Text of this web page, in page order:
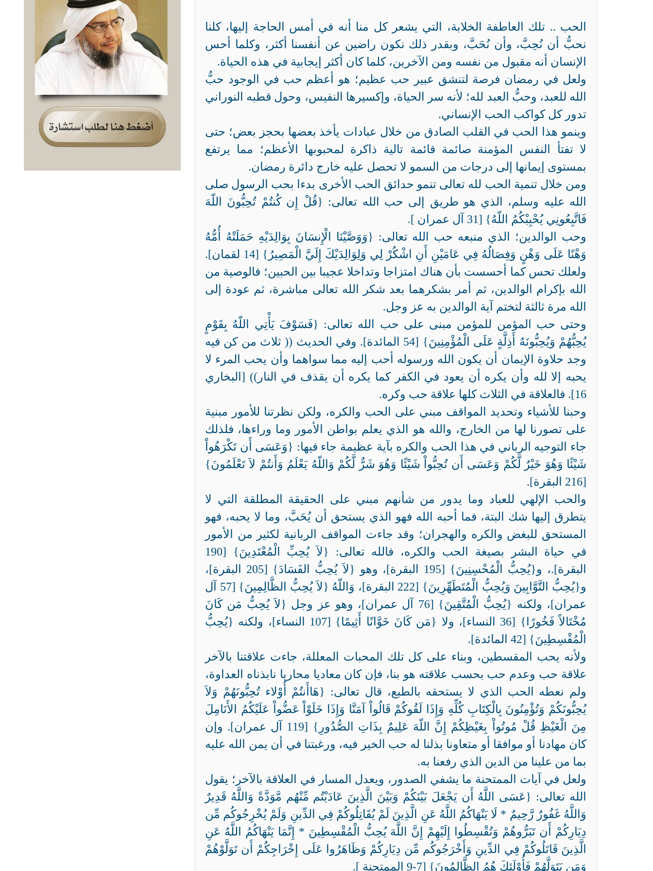
الحب .. تلك العاطفة الخلابة، التي يشعر كل منا أنه في أمس الحاجة إليها، كلنا
نحبُّ أن نُحِبَّ، وأن نُحَبَّ، وبقدر ذلك نكون راضين عن أنفسنا أكثر، وكلما أحس
الإنسان أنه مقبول من نفسه ومن الآخرين، كلما كان أكثر إيجابية في هذه الحياة.
ولعل في رمضان فرصة لتنشق عبير حب عظيم؛ هو أعظم حب في الوجود حبُّ
الله للعبد، وحبُّ العبد لله؛ لأنه سر الحياة، وإكسيرها النفيس، وحول قطبه النوراني
تدور كل كواكب الحب الإنساني.
وينمو هذا الحب في القلب الصادق من خلال عبادات يأخذ بعضها بحجز بعض؛ حتى
لا تفتأ النفس المؤمنة صائمة قائمة تالية ذاكرة لمحبوبها الأعظم؛ مما يرتفع
بمستوى إيمانها إلى درجات من السمو لا تحصل عليه خارج دائرة رمضان.
ومن خلال تنمية الحب لله تعالى تنمو حدائق الحب الأخرى بدءا بحب الرسول صلى
الله عليه وسلم، الذي هو طريق إلى حب الله تعالى: {قُلْ إِن كُنتُمْ تُحِبُّونَ اللّهَ
فَاتَّبِعُونِي يُحْبِبْكُمُ اللّهُ} [31 آل عمران ].
وحب الوالدين؛ الذي منبعه حب الله تعالى: {وَوَصَّيْنَا الْإِنسَانَ بِوَالِدَيْهِ حَمَلَتْهُ أُمُّهُ
وَهْنًا عَلَى وَهْنٍ وَفِصَالُهُ فِي عَامَيْنِ أَنِ اشْكُرْ لِي وَلِوَالِدَيْكَ إِلَيَّ الْمَصِيرُ} [14 لقمان].
ولعلك تحس كما أحسست بأن هناك امتزاجا وتداخلا عجيبا بين الحبين؛ فالوصية من
الله بإكرام الوالدين، ثم أمر بشكرهما بعد شكر الله تعالى مباشرة، ثم عودة إلى
الله مرة ثالثة لتختم آية الوالدين به عز وجل.
وحتى حب المؤمن للمؤمن مبنى على حب الله تعالى: {فَسَوْفَ يَأْتِي اللّهُ بِقَوْمٍ
يُحِبُّهُمْ وَيُحِبُّونَهُ أَذِلَّةٍ عَلَى الْمُؤْمِنِينَ} [54 المائدة]. وفي الحديث (( ثلاث من كن فيه
وجد حلاوة الإيمان أن يكون الله ورسوله أحب إليه مما سواهما وأن يحب المرء لا
يحبه إلا لله وأن يكره أن يعود في الكفر كما يكره أن يقذف في النار)) [البخاري
16]. فالعلاقة في الثلاث كلها علاقة حب وكره.
وحبنا للأشياء وتحديد المواقف مبني على الحب والكره، ولكن نظرتنا للأمور مبنية
على تصورنا لها من الخارج، والله هو الذي يعلم بواطن الأمور وما وراءها، فلذلك
جاء التوجيه الرباني في هذا الحب والكره بآية عظيمة جاء فيها: {وَعَسَى أَن تَكْرَهُواْ
شَيْئًا وَهُوَ خَيْرٌ لَّكُمْ وَعَسَى أَن تُحِبُّواْ شَيْئًا وَهُوَ شَرٌّ لَّكُمْ وَاللّهُ يَعْلَمُ وَأَنتُمْ لاَ تَعْلَمُونَ}
[216 البقرة].
والحب الإلهي للعباد وما يدور من شأنهم مبني على الحقيقة المطلقة التي لا
يتطرق إليها شك البتة، فما أحبه الله فهو الذي يستحق أن يُحَبَّ، وما لا يحبه، فهو
المستحق للبغض والكره والهجران؛ وقد جاءت المواقف الربانية لكثير من الأمور
في حياة البشر بصيغة الحب والكره، فالله تعالى: {لاَ يُحِبِّ الْمُعْتَدِينَ} [190
البقرة].، و{يُحِبُّ الْمُحْسِنِينَ} [195 البقرة]، وهو {لاَ يُحِبُّ الفَسَادَ} [205 البقرة]،
و{يُحِبُّ التَّوَّابِينَ وَيُحِبُّ الْمُتَطَهِّرِينَ} [222 البقرة]، وَاللّهُ {لاَ يُحِبُّ الظَّالِمِينَ} [57 آل
عمران]، ولكنه {يُحِبُّ الْمُتَّقِينَ} [76 آل عمران]، وهو عز وجل {لاَ يُحِبُّ مَن كَانَ
مُخْتَالاً فَخُورًا} [36 النساء]، ولا {مَن كَانَ خَوَّانًا أَثِيمًا} [107 النساء]، ولكنه {يُحِبُّ
الْمُقْسِطِينَ} [42 المائدة].
ولأنه يحب المقسطين، وبناء على كل تلك المحبات المعللة، جاءت علاقتنا بالآخر
علاقة حب وعدم حب بحسب علاقته هو بنا، فإن كان معاديا محاربا نابذناه العداوة،
ولم نعطه الحب الذي لا يستحقه بالطبع، قال تعالى: {هَاأَنتُمْ أُوْلاء تُحِبُّونَهُمْ وَلاَ
يُحِبُّونَكُمْ وَتُؤْمِنُونَ بِالْكِتَابِ كُلِّهِ وَإِذَا لَقُوكُمْ قَالُواْ آمَنَّا وَإِذَا خَلَوْاْ عَضُّواْ عَلَيْكُمُ الأَنَامِلَ
مِنَ الْغَيْظِ قُلْ مُوتُواْ بِغَيْظِكُمْ إِنَّ اللّهَ عَلِيمٌ بِذَاتِ الصُّدُورِ} [119 آل عمران]. وإن
كان مهادنا أو موافقا أو متعاونا بذلنا له حب الخير فيه، ورغبتنا في أن يمن الله عليه
بما من علينا من الدين الذي رفعنا به.
ولعل في آيات الممتحنة ما يشفي الصدور، ويعدل المسار في العلاقة بالآخر؛ يقول
الله تعالى: {عَسَى اللَّهُ أَن يَجْعَلَ بَيْنَكُمْ وَبَيْنَ الَّذِينَ عَادَيْتُم مِّنْهُم مَّوَدَّةً وَاللَّهُ قَدِيرٌ
وَاللَّهُ غَفُورٌ رَّحِيمٌ * لَا يَنْهَاكُمُ اللَّهُ عَنِ الَّذِينَ لَمْ يُقَاتِلُوكُمْ فِي الدِّينِ وَلَمْ يُخْرِجُوكُم مِّن
دِيَارِكُمْ أَن تَبَرُّوهُمْ وَتُقْسِطُوا إِلَيْهِمْ إِنَّ اللَّهَ يُحِبُّ الْمُقْسِطِينَ * إِنَّمَا يَنْهَاكُمُ اللَّهُ عَنِ
الَّذِينَ قَاتَلُوكُمْ فِي الدِّينِ وَأَخْرَجُوكُم مِّن دِيَارِكُمْ وَظَاهَرُوا عَلَى إِخْرَاجِكُمْ أَن تَوَلَّوْهُمْ
وَمَن يَتَوَلَّهُمْ فَأُوْلَئِكَ هُمُ الظَّالِمُونَ} [7-9 الممتحنة ].